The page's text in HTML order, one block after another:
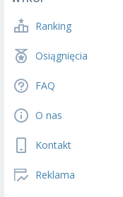
Ranking
Osiągnięcia
FAQ
O nas
Kontakt
Reklama